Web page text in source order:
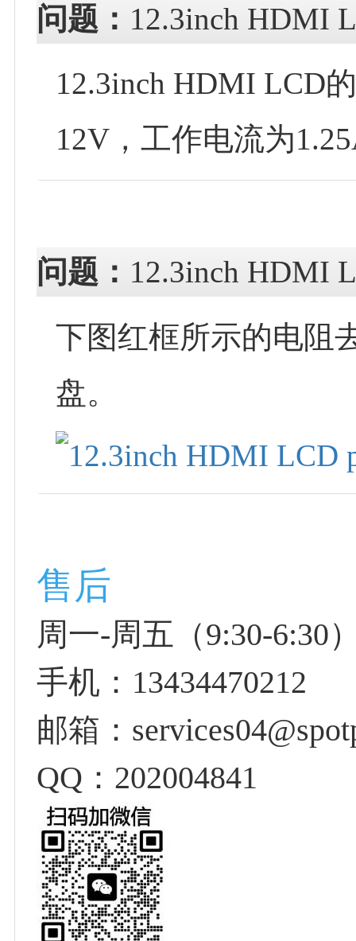
问题： 12.3inch HDMI
12.3inch HDMI LCD
12V，工作电流为
问题： 12.3inch HDMI
下图红框所示的电阻
盘。
售后
周一-周五（9:30-6:30
手机：13434470212
邮箱：
QQ：202004841